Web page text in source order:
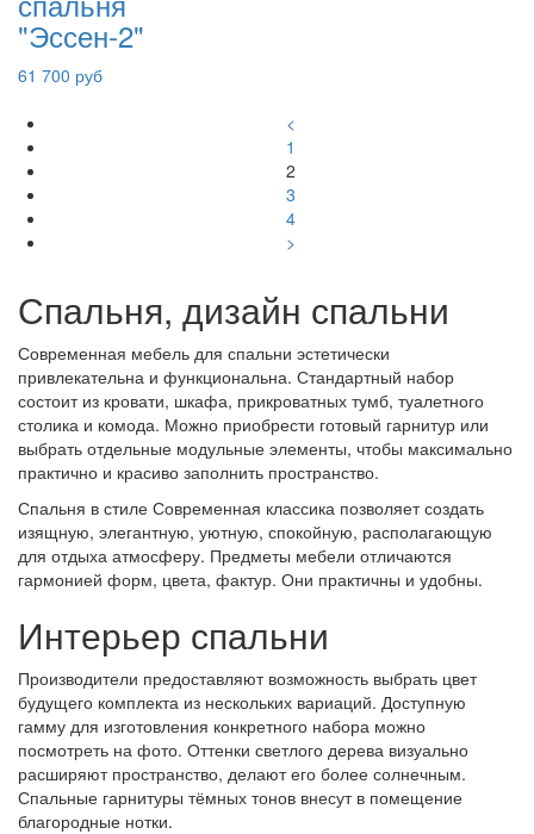
"Эссен-2"
61 700 руб
<
1
2
3
4
>
Спальня, дизайн спальни
Современная мебель для спальни эстетически
привлекательна и функциональна. Стандартный набор
состоит из кровати, шкафа, прикроватных тумб, туалетного
столика и комода. Можно приобрести готовый гарнитур или
выбрать отдельные модульные элементы, чтобы максимально
практично и красиво заполнить пространство.
Спальня в стиле Современная классика позволяет создать
изящную, элегантную, уютную, спокойную, располагающую
для отдыха атмосферу. Предметы мебели отличаются
гармонией форм, цвета, фактур. Они практичны и удобны.
Интерьер спальни
Производители предоставляют возможность выбрать цвет
будущего комплекта из нескольких вариаций. Доступную
гамму для изготовления конкретного набора можно
посмотреть на фото. Оттенки светлого дерева визуально
расширяют пространство, делают его более солнечным.
Спальные гарнитуры тёмных тонов внесут в помещение
благородные нотки.